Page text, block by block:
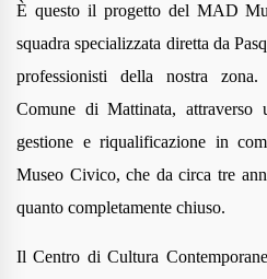
È questo il progetto del MAD
squadra specializzata diretta da
professionisti della nostra
Comune di Mattinata, attraverso
gestione e riqualificazione in
Museo Civico, che da circa tre
quanto completamente chiuso.
Il Centro di Cultura